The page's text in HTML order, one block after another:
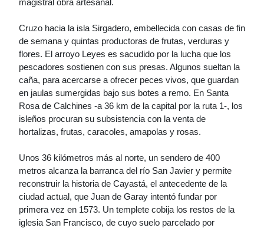
magistral obra artesanal.
Cruzo hacia la isla Sirgadero, embellecida con casas de fin
de semana y quintas productoras de frutas, verduras y
flores. El arroyo Leyes es sacudido por la lucha que los
pescadores sostienen con sus presas. Algunos sueltan la
caña, para acercarse a ofrecer peces vivos, que guardan
en jaulas sumergidas bajo sus botes a remo. En Santa
Rosa de Calchines -a 36 km de la capital por la ruta 1-, los
isleños procuran su subsistencia con la venta de
hortalizas, frutas, caracoles, amapolas y rosas.
Unos 36 kilómetros más al norte, un sendero de 400
metros alcanza la barranca del río San Javier y permite
reconstruir la historia de Cayastá, el antecedente de la
ciudad actual, que Juan de Garay intentó fundar por
primera vez en 1573. Un templete cobija los restos de la
iglesia San Francisco, de cuyo suelo parcelado por